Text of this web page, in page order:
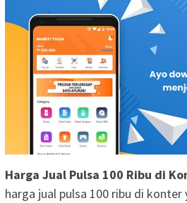
Harga Jual Pulsa 100 Ribu di
harga jual pulsa 100 ribu di konter